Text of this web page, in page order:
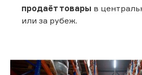
продаёт товары в
или за рубеж.